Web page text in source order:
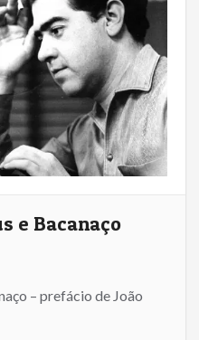
e Bacanaço
– prefácio de João